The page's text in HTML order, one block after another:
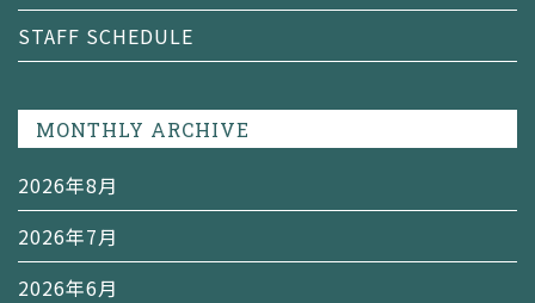
STAFF SCHEDULE
MONTHLY ARCHIVE
2026年8月
2026年7月
2026年6月